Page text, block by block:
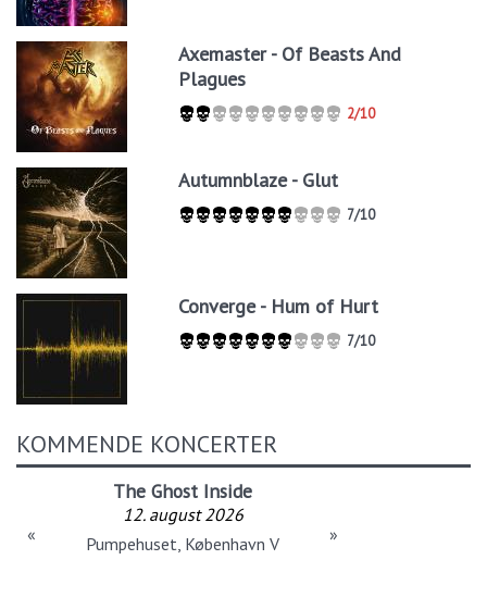
Axemaster - Of Beasts And
Plagues
2/10
Autumnblaze - Glut
7/10
Converge - Hum of Hurt
7/10
KOMMENDE KONCERTER
The Ghost Inside
12. august 2026
Pumpehuset, København V
« »